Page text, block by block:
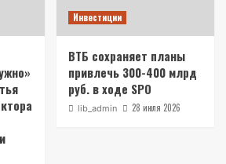
Инвестиции
ВТБ сохраняет планы
привлечь 300-400 млрд
руб. в ходе SPO
lib_admin 28 июля 2026